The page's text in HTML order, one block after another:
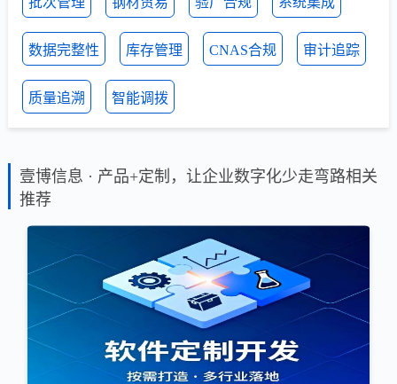
数据完整性 库存管理 CNAS合规 审计追踪
质量追溯 智能调拨
壹博信息 · 产品+定制，让企业数字化少走弯路相关
推荐